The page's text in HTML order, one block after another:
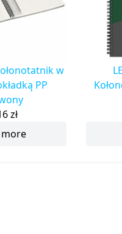
w
PP
zł
more